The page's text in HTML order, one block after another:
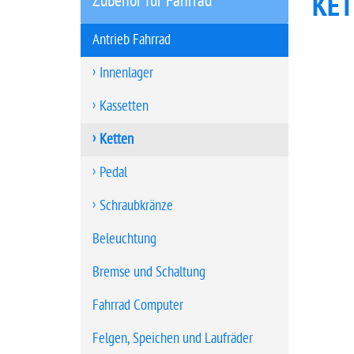
t
s
i
e
Antrieb Fahrrad
Innenlager
Kassetten
Ketten
Pedal
Schraubkränze
Beleuchtung
Bremse und Schaltung
Fahrrad Computer
Felgen, Speichen und Laufräder